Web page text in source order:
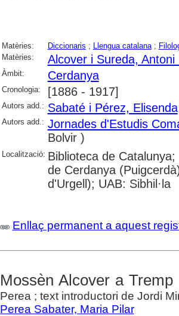
Matèries: Diccionaris ; Llengua catalana;
Matèries:
Alcover i Sureda, Antoni
Àmbit: Cerdanya
Cronologia: [1886 - 1917]
Autors add.: Sabaté i Pérez, Elisenda
Autors add.: Jornades d'Estudis
Bolvir )
Localització: Biblioteca de
de Cerdanya
d'Urgell); UAB: Sibhil·la
Enllaç permanent a aquest
Mossèn Alcover a
Perea ; text introductori de Jordi
Perea Sabater, Maria Pilar